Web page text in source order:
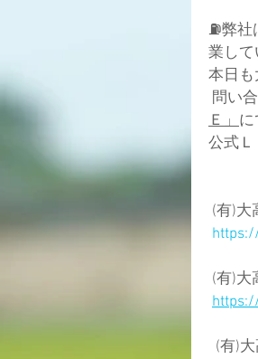
⛽弊社
業して
本日
問い
Ｅ」 に
公式
(有)大
(有)大
(有